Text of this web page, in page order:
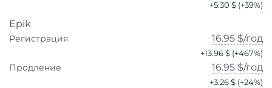
+5.30 $ (+39%)
Epik
Регистрация 16.95 $/год
+13.96 $ (+467%)
Продление 16.95 $/год
+3.26 $ (+24%)